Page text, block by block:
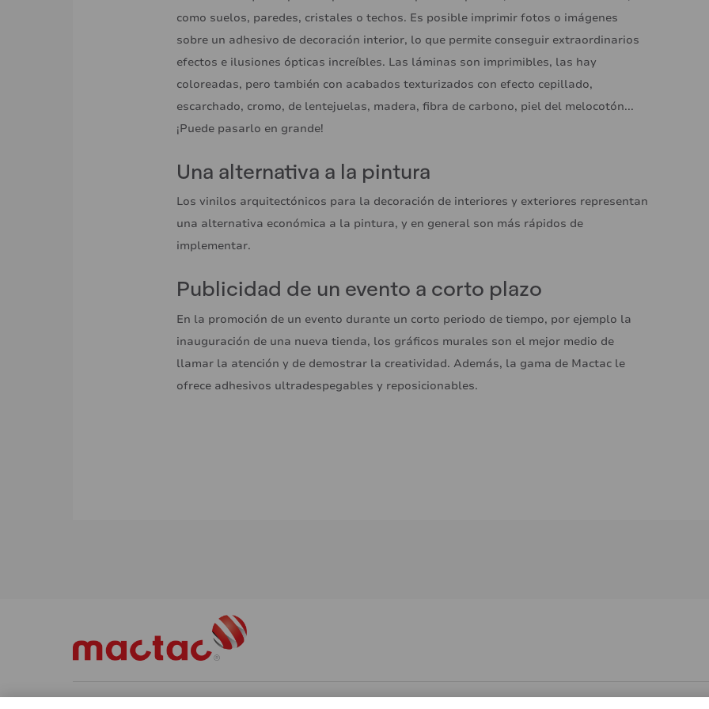
como suelos, paredes, cristales o techos. Es posible imprimir fotos o imágenes
sobre un adhesivo de decoración interior, lo que permite conseguir extraordinarios
efectos e ilusiones ópticas increíbles. Las láminas son imprimibles, las hay
coloreadas, pero también con acabados texturizados con efecto cepillado,
escarchado, cromo, de lentejuelas, madera, fibra de carbono, piel del melocotón...
¡Puede pasarlo en grande!
Una alternativa a la pintura
Los vinilos arquitectónicos para la decoración de interiores y exteriores representan
una alternativa económica a la pintura, y en general son más rápidos de
implementar.
Publicidad de un evento a corto plazo
En la promoción de un evento durante un corto periodo de tiempo, por ejemplo la
inauguración de una nueva tienda, los gráficos murales son el mejor medio de
llamar la atención y de demostrar la creatividad. Además, la gama de Mactac le
ofrece adhesivos ultradespegables y reposicionables.